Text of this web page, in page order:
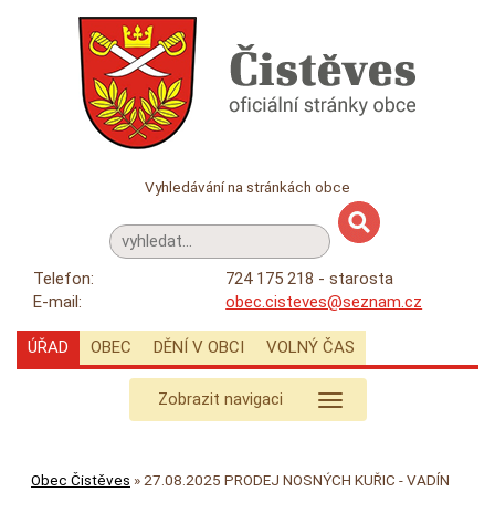
Vyhledávání na stránkách obce
Telefon:
724 175 218 - starosta
E-mail:
obec.cisteves@seznam.cz
ÚŘAD OBEC DĚNÍ V OBCI VOLNÝ ČAS
Zobrazit navigaci
Obec Čistěves » 27.08.2025 PRODEJ NOSNÝCH KUŘIC - VADÍN